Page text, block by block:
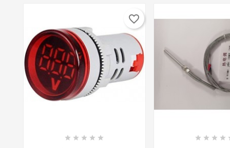
    
favorite_border
   